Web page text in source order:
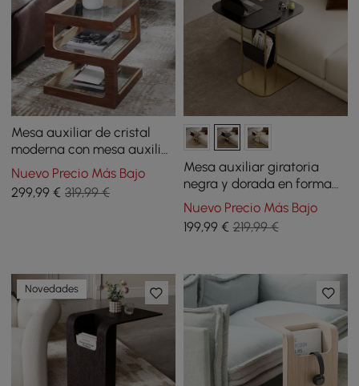
Mesa auxiliar de cristal
moderna con mesa auxiliar
en forma de S de 3 niveles
en nogal
Nuevo Precio Más Bajo
299,99 € 319,99 €
Mesa auxiliar giratoria
negra y dorada en forma
de C con almacenamiento
Nuevo Precio Más Bajo
199,99€ 219,99 €
Novedades